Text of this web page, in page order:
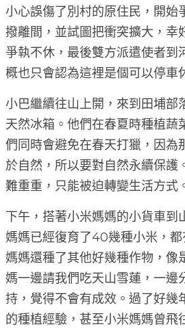
小心誤傷了別村的原住民，開
撥離間，並試圖把衝突擴大，
爭執不休，最後雙方派遣使者到
概也只會認為這裡是個可以停車
小巴繼續往山上開，來到田埔部
天然冰箱。他們在春夏時種植
們同時會避免在春天打獵，因
於自然，所以要對自然永續保護
難重重，只能被迫轉變生活方式
下午，搭著小米媽媽的小貨車
媽媽已經復育了40幾種小米，
媽媽還種了其他好幾種作物，像
媽一邊請我們吃天山雪蓮，一邊
持，覺得不會有成效。過了好幾
的種植經驗，甚至小米媽媽曾